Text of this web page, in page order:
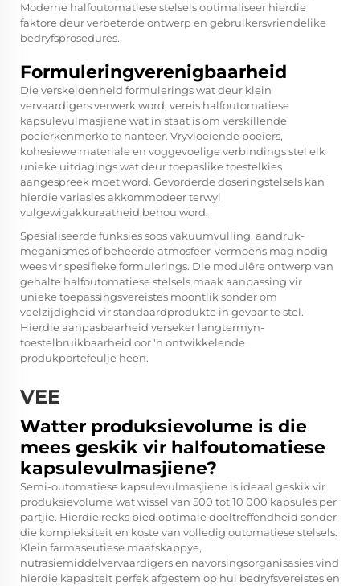
Moderne halfoutomatiese stelsels optimaliseer hierdie
faktore deur verbeterde ontwerp en gebruikersvriendelike
bedryfsprosedures.
Formuleringverenigbaarheid
Die verskeidenheid formulerings wat deur klein
vervaardigers verwerk word, vereis halfoutomatiese
kapsulevulmasjiene wat in staat is om verskillende
poeierkenmerke te hanteer. Vryvloeiende poeiers,
kohesiewe materiale en voggevoelige verbindings stel elk
unieke uitdagings wat deur toepaslike toestelkies
aangespreek moet word. Gevorderde doseringstelsels kan
hierdie variasies akkommodeer terwyl
vulgewigakkuraatheid behou word.
Spesialiseerde funksies soos vakuumvulling, aandruk-
meganismes of beheerde atmosfeer-vermoëns mag nodig
wees vir spesifieke formulerings. Die modulêre ontwerp van
gehalte halfoutomatiese stelsels maak aanpassing vir
unieke toepassingsvereistes moontlik sonder om
veelzijdigheid vir standaardprodukte in gevaar te stel.
Hierdie aanpasbaarheid verseker langtermyn-
toestelbruikbaarheid oor 'n ontwikkelende
produkportefeulje heen.
VEE
Watter produksievolume is die
mees geskik vir halfoutomatiese
kapsulevulmasjiene?
Semi-outomatiese kapsulevulmasjiene is ideaal geskik vir
produksievolume wat wissel van 500 tot 10 000 kapsules per
partjie. Hierdie reeks bied optimale doeltreffendheid sonder
die kompleksiteit en koste van volledig outomatiese stelsels.
Klein farmaseutiese maatskappye,
nutrasiemiddelvervaardigers en navorsingsorganisasies vind
hierdie kapasiteit perfek afgestem op hul bedryfsvereistes en